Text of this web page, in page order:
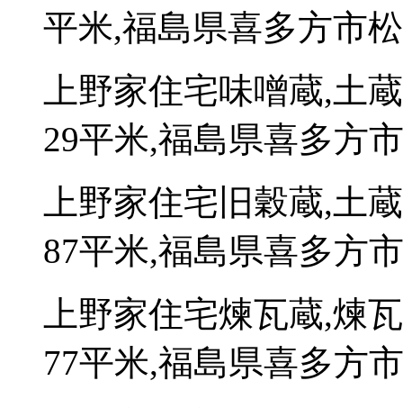
平米,福島県喜多方市
上野家住宅味噌蔵,土
29平米,福島県喜多方
上野家住宅旧穀蔵,土
87平米,福島県喜多方
上野家住宅煉瓦蔵,煉
77平米,福島県喜多方